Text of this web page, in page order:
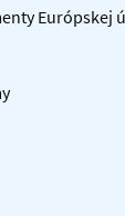
Európskej